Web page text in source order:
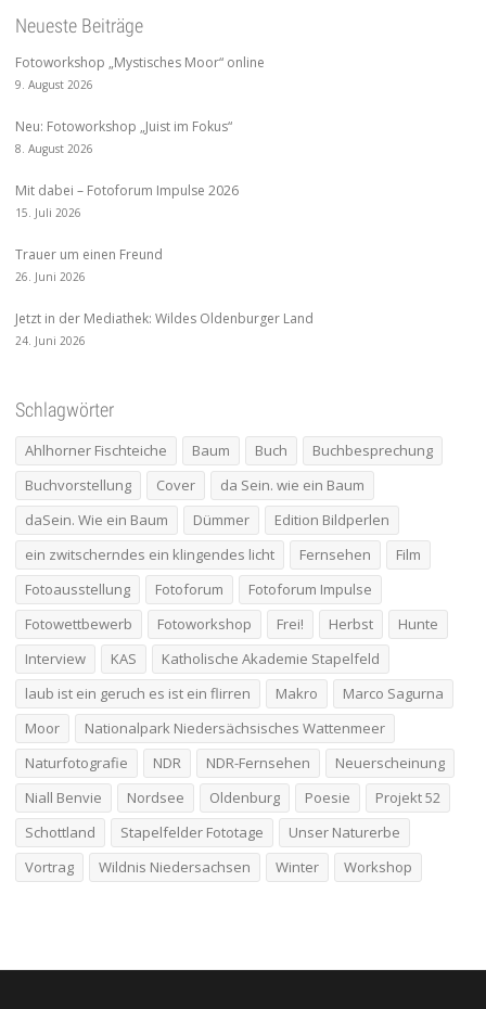
Neueste Beiträge
Fotoworkshop „Mystisches Moor“ online
9. August 2026
Neu: Fotoworkshop „Juist im Fokus“
8. August 2026
Mit dabei – Fotoforum Impulse 2026
15. Juli 2026
Trauer um einen Freund
26. Juni 2026
Jetzt in der Mediathek: Wildes Oldenburger Land
24. Juni 2026
Schlagwörter
Ahlhorner Fischteiche Baum Buch
Buchbesprechung
Buchvorstellung
Cover
da Sein. wie ein Baum
daSein. Wie ein Baum
Dümmer
Edition Bildperlen
ein zwitscherndes ein klingendes licht
Fernsehen
Film
Fotoausstellung
Fotoforum
Fotoforum Impulse
Fotowettbewerb
Fotoworkshop Frei! Herbst
Hunte
Interview
KAS
Katholische Akademie Stapelfeld
laub ist ein geruch es ist ein flirren
Makro
Marco Sagurna
Moor
Nationalpark Niedersächsisches Wattenmeer
Naturfotografie
NDR NDR-Fernsehen
Neuerscheinung
Niall Benvie
Nordsee Oldenburg Poesie
Projekt 52
Schottland
Stapelfelder Fototage
Unser Naturerbe
Vortrag
Wildnis Niedersachsen Winter Workshop